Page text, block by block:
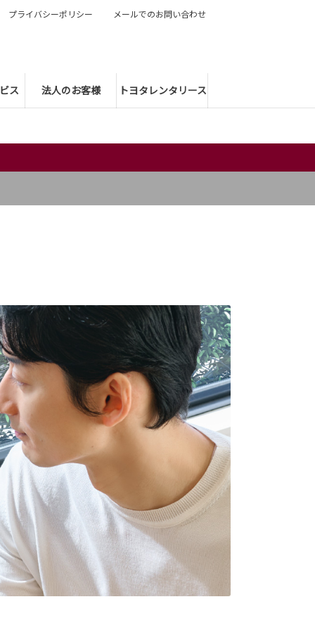
ス 法人のお客様 トヨタレンタリース
プライバシーポリシー メールでのお問い合わせ